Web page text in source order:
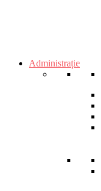
Administrație